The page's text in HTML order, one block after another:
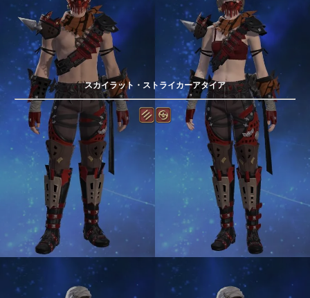
スカイラット・ストライカーアタイア